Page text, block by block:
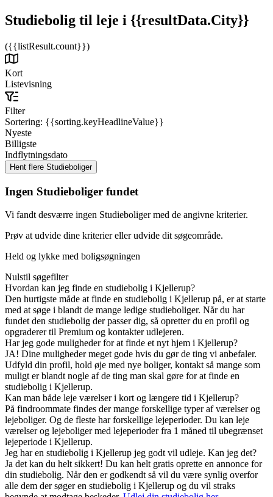
Studiebolig til leje i {{resultData.City}}
({{listResult.count}})
Kort
Listevisning
Filter
Sortering: {{sorting.keyHeadlineValue}}
Nyeste
Billigste
Indflytningsdato
Ingen Studieboliger fundet
Vi fandt desværre ingen Studieboliger med de angivne kriterier.
Prøv at udvide dine kriterier eller udvide dit søgeområde.
Held og lykke med boligsøgningen
Nulstil søgefilter
Hvordan kan jeg finde en studiebolig i Kjellerup?
Den hurtigste måde at finde en studiebolig i Kjellerup på, er at starte
med at søge i blandt de mange ledige studieboliger. Når du har
fundet den studiebolig der passer dig, så opretter du en profil og
opgraderer til Premium og kontakter udlejeren.
Har jeg gode muligheder for at finde et nyt hjem i Kjellerup?
JA! Dine muligheder meget gode hvis du gør de ting vi anbefaler.
Udfyld din profil, hold øje med nye boliger, kontakt så mange som
muligt er blandt nogle af de ting man skal gøre for at finde en
studiebolig i Kjellerup.
Kan man både leje værelser i kort og længere tid i Kjellerup?
På findroommate findes der mange forskellige typer af værelser og
lejeboliger. Og de fleste har forskellige lejeperioder. Du kan leje
værelser og lejeboliger med lejeperioder fra 1 måned til ubegrænset
lejeperiode i Kjellerup.
Jeg har en studiebolig i Kjellerup jeg godt vil udleje. Kan jeg det?
Ja det kan du helt sikkert! Du kan helt gratis oprette en annonce for
din studiebolig. Når den er godkendt så vil du være synlig overfor
alle dem der søger en studiebolig i Kjellerup og du vil straks